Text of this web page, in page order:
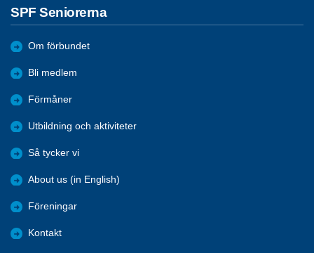
SPF Seniorerna
Om förbundet
Bli medlem
Förmåner
Utbildning och aktiviteter
Så tycker vi
About us (in English)
Föreningar
Kontakt